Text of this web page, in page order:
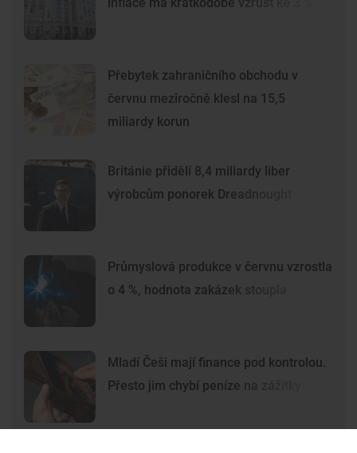
Přebytek zahraničního obchodu v
červnu meziročně klesl na 15,5
miliardy korun
Británie přidělí 8,4 miliardy liber
výrobcům ponorek Dreadnought
Průmyslová produkce v červnu vzrostla
o 4 %, hodnota zakázek stoupla
Mladí Češi mají finance pod kontrolou.
Přesto jim chybí peníze na zážitky